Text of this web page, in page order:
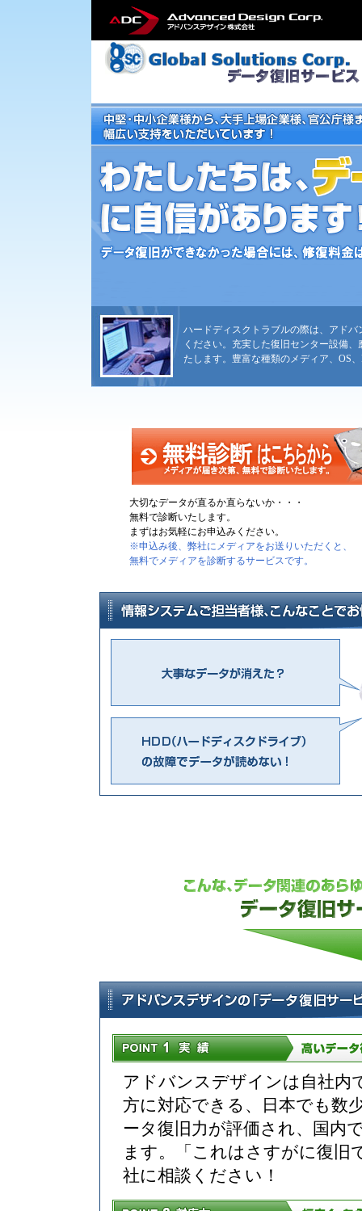
ハードディスクトラブルの際は、アドバ
ください。充実した復旧センター設備
たします。豊富な種類のメディア、OS
大切なデータが直るか直らないか・・・
無料で診断いたします。
まずはお気軽にお申込みください。
※申込み後、弊社にメディアをお送りいただくと、
無料でメディアを診断するサービスです。
アドバンスデザインは自社内
方に対応できる、日本でも数
ータ復旧力が評価され、国内
ます。「これはさすがに復旧
社に相談ください！